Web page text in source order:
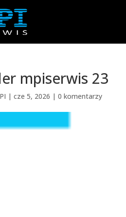
mpiserwis 23
|cze 5, 2026 |0 komentarzy